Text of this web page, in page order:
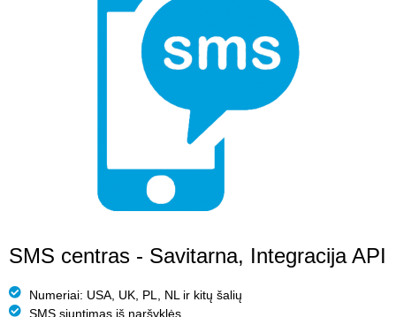
SMS centras - Savitarna, Integracija API
Numeriai: USA, UK, PL, NL ir kitų šalių
SMS siuntimas iš naršyklės